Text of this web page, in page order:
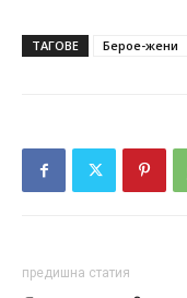
ТАГОВЕ Берое-жени
предишна статия